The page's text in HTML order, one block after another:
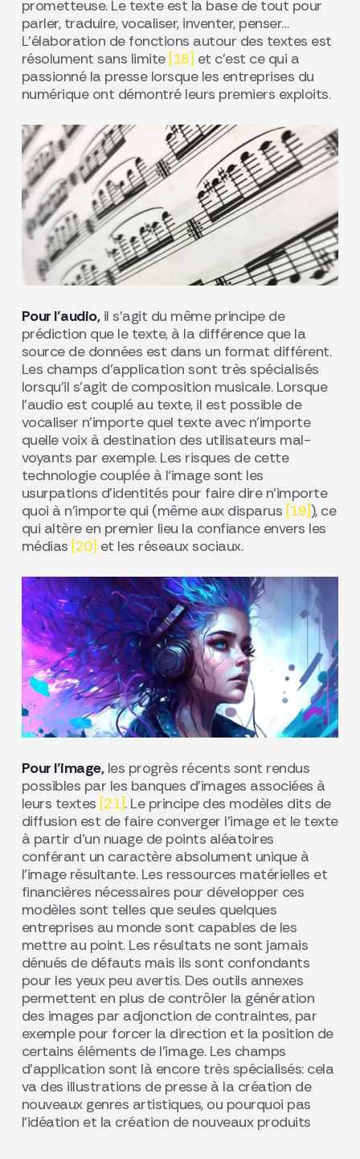
prometteuse. Le texte est la base de tout pour
parler, traduire, vocaliser, inventer, penser…
L’élaboration de fonctions autour des textes est
résolument sans limite [18] et c’est ce qui a
passionné la presse lorsque les entreprises du
numérique ont démontré leurs premiers exploits.
Pour l’audio,il s’agit du même principe de
prédiction que le texte, à la différence que la
source de données est dans un format différent.
Les champs d’application sont très spécialisés
lorsqu’il s’agit de composition musicale. Lorsque
l’audio est couplé au texte, il est possible de
vocaliser n’importe quel texte avec n’importe
quelle voix à destination des utilisateurs mal-
voyants par exemple. Les risques de cette
technologie couplée à l‘image sont les
usurpations d’identités pour faire dire n’importe
quoi à n’importe qui (même aux disparus [19]), ce
qui altère en premier lieu la confiance envers les
médias [20] et les réseaux sociaux.
Pour l’image,les progrès récents sont rendus
possibles par les banques d’images associées à
leurs textes [21]. Le principe des modèles dits de
diffusion est de faire converger l’image et le texte
à partir d’un nuage de points aléatoires
conférant un caractère absolument unique à
l’image résultante. Les ressources matérielles et
financières nécessaires pour développer ces
modèles sont telles que seules quelques
entreprises au monde sont capables de les
mettre au point. Les résultats ne sont jamais
dénués de défauts mais ils sont confondants
pour les yeux peu avertis. Des outils annexes
permettent en plus de contrôler la génération
des images par adjonction de contraintes, par
exemple pour forcer la direction et la position de
certains éléments de l’image. Les champs
d’application sont là encore très spécialisés: cela
va des illustrations de presse à la création de
nouveaux genres artistiques, ou pourquoi pas
l’idéation et la création de nouveaux produits